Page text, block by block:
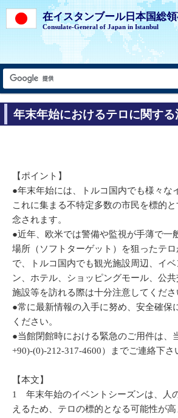
在イスタンブール日本国総
Consulate-General of Japan in Istanbul
年末年始におけるテロに関する
【ポイント】
●年末年始には、トルコ国内でも様々な
これに集まる不特定多数の市民を標的
念されます。
●近年、欧米では警備や監視が手薄で一
場所（ソフトターゲット）を狙ったテ
で、トルコ国内でも観光施設周辺、イ
ン、ホテル、ショッピングモール、公
施設等を訪れる際は十分注意してくださ
●常に最新情報の入手に努め、安全確保
ください。
●当館閉館時における緊急のご用件は、
+90)-(0)-212-317-4600）までご連絡下さ
【本文】
1 年末年始のイベントシーズンは、人
えるため、テロの標的となる可能性が